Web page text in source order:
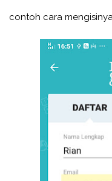
contoh cara